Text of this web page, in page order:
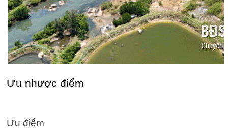
Ưu nhược điểm
Ưu điểm